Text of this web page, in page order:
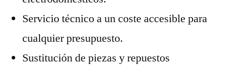
Servicio técnico a un coste accesible para
cualquier presupuesto.
Sustitución de piezas y repuestos